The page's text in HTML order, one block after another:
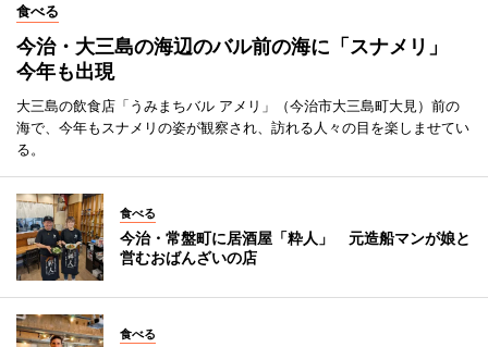
食べる
今治・大三島の海辺のバル前の海に「スナメリ」
今年も出現
大三島の飲食店「うみまちバル アメリ」（今治市大三島町大見）前の
海で、今年もスナメリの姿が観察され、訪れる人々の目を楽しませてい
る。
食べる
今治・常盤町に居酒屋「粋人」 元造船マンが娘と
営むおばんざいの店
食べる